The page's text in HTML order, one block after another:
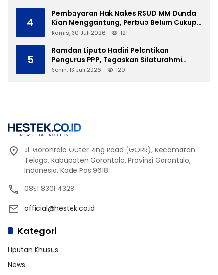
4
Pembayaran Hak Nakes RSUD MM Dunda
Kian Menggantung, Perbup Belum Cukup
Tanpa Direktur Definitif
Kamis, 30 Juli 2026 121
5
Ramdan Liputo Hadiri Pelantikan
Pengurus PPP, Tegaskan Silaturahmi
Antarpartai Kunci Membangun Gorontalo
Senin, 13 Juli 2026 120
Jl. Gorontalo Outer Ring Road (GORR), Kecamatan
Telaga, Kabupaten Gorontalo, Provinsi Gorontalo,
Indonesia, Kode Pos 96181
0851 8301 4328
official@hestek.co.id
Kategori
Liputan Khusus
News